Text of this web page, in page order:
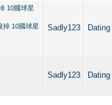
10國球星
掉 10國球星
Sadly123
Sadly123